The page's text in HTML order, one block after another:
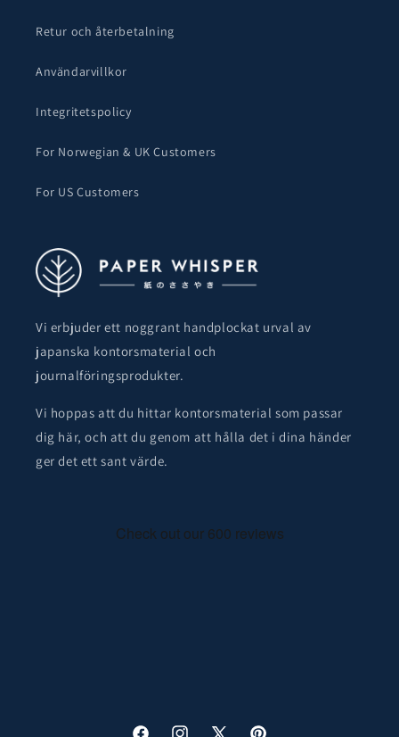
Retur och återbetalning
Användarvillkor
Integritetspolicy
For Norwegian & UK Customers
For US Customers
Vi erbjuder ett noggrant handplockat urval av
japanska kontorsmaterial och
journalföringsprodukter.
Vi hoppas att du hittar kontorsmaterial som passar
dig här, och att du genom att hålla det i dina händer
ger det ett sant värde.